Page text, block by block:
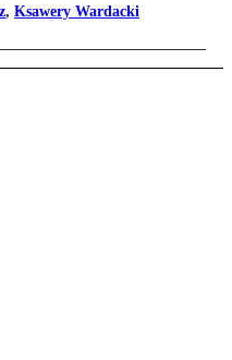
, Ksawery Wardacki